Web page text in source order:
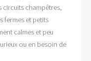
circuits champêtres,
fermes et petits
calmes et peu
ou en besoin de